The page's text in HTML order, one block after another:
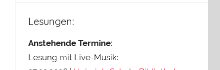
Lesungen:
Anstehende Termine:
Lesung mit Live-Musik: